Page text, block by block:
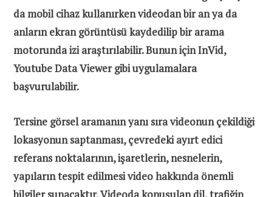
da mobil cihaz kullanırken videodan bir an ya da
anların ekran görüntüsü kaydedilip bir arama
motorunda izi araştırılabilir. Bunun için InVid,
Youtube Data Viewer gibi uygulamalara
başvurulabilir.
Tersine görsel aramanın yanı sıra videonun çekildiği
lokasyonun saptanması, çevredeki ayırt edici
referans noktalarının, işaretlerin, nesnelerin,
yapıların tespit edilmesi video hakkında önemli